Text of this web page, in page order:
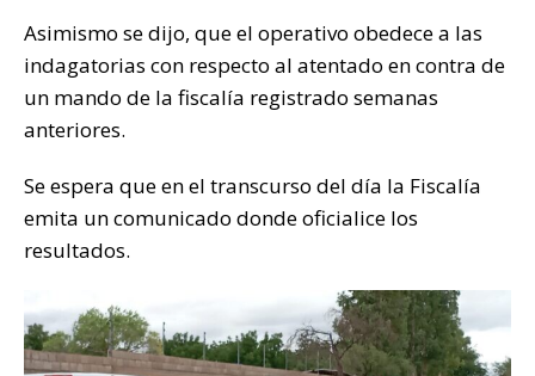
Asimismo se dijo, que el operativo obedece a las
indagatorias con respecto al atentado en contra de
un mando de la fiscalía registrado semanas
anteriores.
Se espera que en el transcurso del día la Fiscalía
emita un comunicado donde oficialice los
resultados.